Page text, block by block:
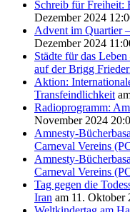
Schreib für Freiheit:
Dezember 2024
Advent im Quartier
Dezember 2024
Städte für das
auf der Brigg
Aktion:
Transfeindlichkeit
Radioprogramm:
November 2024
Amnesty-
Carneval Vereins
Amnesty-
Carneval Vereins
Tag gegen die
Iran am 11. Oktober